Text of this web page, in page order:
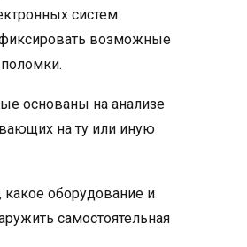
систем
возможные
основаны на анализе
на ту или иную
какое оборудование и
самостоятельная